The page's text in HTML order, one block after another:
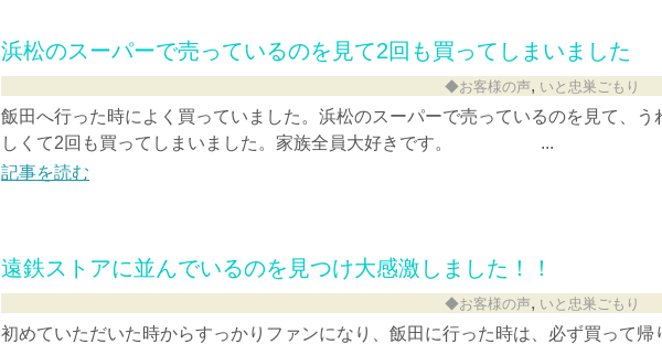
浜松のスーパーで売っているのを見て2回も買ってしまいました
◆お客様の声, いと忠巣ごもり
飯田へ行った時によく買っていました。浜松のスーパーで売っているのを見て、う
しくて2回も買ってしまいました。家族全員大好きです。 ...
記事を読む
遠鉄ストアに並んでいるのを見つけ大感激しました！！
◆お客様の声, いと忠巣ごもり
初めていただいた時からすっかりファンになり、飯田に行った時は、必ず買って帰